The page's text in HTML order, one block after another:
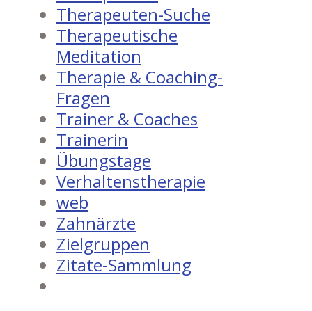
Therapeuten-Suche
Therapeutische
Meditation
Therapie & Coaching-
Fragen
Trainer & Coaches
Trainerin
Übungstage
Verhaltenstherapie
web
Zahnärzte
Zielgruppen
Zitate-Sammlung